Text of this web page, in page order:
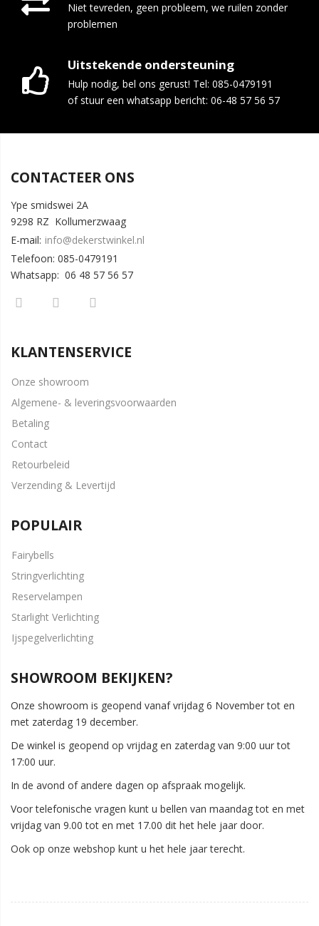
Niet tevreden, geen probleem, we ruilen zonder
problemen
Uitstekende ondersteuning
Hulp nodig, bel ons gerust! Tel: 085-0479191
of stuur een whatsapp bericht: 06-48 57 56 57
CONTACTEER ONS
Ype smidswei 2A
9298 RZ Kollumerzwaag
E-mail: info@dekerstwinkel.nl
Telefoon: 085-0479191
Whatsapp: 06 48 57 56 57
KLANTENSERVICE
Onze showroom
Algemene- & leveringsvoorwaarden
Betaling
Contact
Retourbeleid
Verzending & Levertijd
POPULAIR
Fairybells
Stringverlichting
Reservelampen
Starlight Verlichting
Ijspegelverlichting
SHOWROOM BEKIJKEN?
Onze showroom is geopend vanaf vrijdag 6 November tot en
met zaterdag 19 december.
De winkel is geopend op vrijdag en zaterdag van 9:00 uur tot
17:00 uur.
In de avond of andere dagen op afspraak mogelijk.
Voor telefonische vragen kunt u bellen van maandag tot en met
vrijdag van 9.00 tot en met 17.00 dit het hele jaar door.
Ook op onze webshop kunt u het hele jaar terecht.